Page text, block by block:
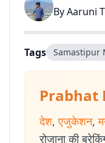
ByAaruni
Tags Samastipur
Prabhat
देश, एजुकेशन,
रोजाना की